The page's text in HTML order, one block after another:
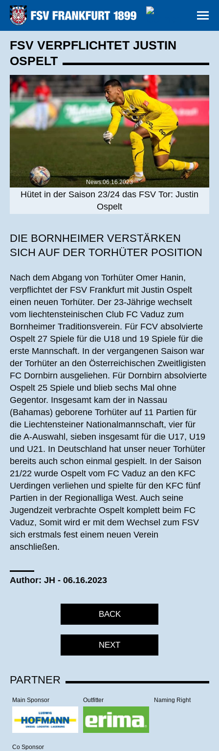
FSV VERPFLICHTET JUSTIN
OSPELT
News:06.16.2023
Hütet in der Saison 23/24 das FSV Tor: Justin
Ospelt
DIE BORNHEIMER VERSTÄRKEN
SICH AUF DER TORHÜTER POSITION
Nach dem Abgang von Torhüter Omer Hanin,
verpflichtet der FSV Frankfurt mit Justin Ospelt
einen neuen Torhüter. Der 23-Jährige wechselt
vom liechtensteinischen Club FC Vaduz zum
Bornheimer Traditionsverein. Für FCV absolvierte
Ospelt 27 Spiele für die U18 und 19 Spiele für die
erste Mannschaft. In der vergangenen Saison war
der Torhüter an den Österreichischen Zweitligisten
FC Dornbirn ausgeliehen. Für Dornbirn absolvierte
Ospelt 25 Spiele und blieb sechs Mal ohne
Gegentor. Insgesamt kam der in Nassau
(Bahamas) geborene Torhüter auf 11 Partien für
die Liechtensteiner Nationalmannschaft, vier für
die A-Auswahl, sieben insgesamt für die U17, U19
und U21. In Deutschland hat unser neuer Torhüter
bereits auch schon einmal gespielt. In der Saison
21/22 wurde Ospelt vom FC Vaduz an den KFC
Uerdingen verliehen und spielte für den KFC fünf
Partien in der Regionalliga West. Auch seine
Jugendzeit verbrachte Ospelt komplett beim FC
Vaduz, Somit wird er mit dem Wechsel zum FSV
sich erstmals fest einem neuen Verein
anschließen.
Author: JH - 06.16.2023
BACK
NEXT
PARTNER
Main Sponsor Outfitter Naming Right
Co Sponsor